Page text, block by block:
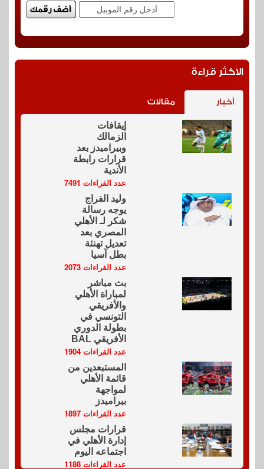
الاكثر قراءة
أخبار مقالات
إيقافات
الزمالك
وبيراميدز بعد
قرارات رابطة
الأندية
عدد القراءات 7491
وليد الفراج
يوجه رسالة
شكر لـ الأهلي
المصري بعد
تعديل تهنئة
بطل آسيا
عدد القراءات 2073
بث مباشر
لمباراة الأهلي
والأفريقي
التونسي في
بطولة الدوري
الأفريقي BAL
عدد القراءات 1904
المستبعدين من
قائمة الأهلي
لمواجهة
بيراميدز
عدد القراءات 1897
قرارات مجلس
إدارة الأهلي في
اجتماعه اليوم
عدد القراءات 1188